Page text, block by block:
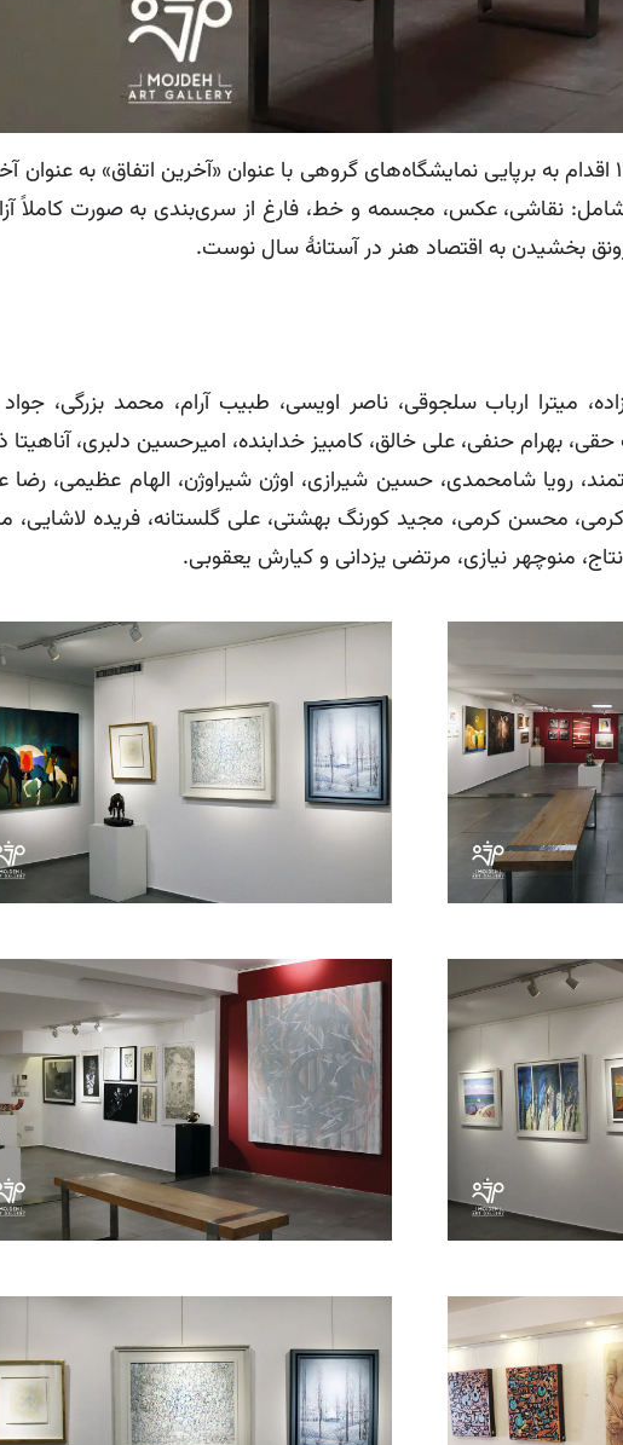
گالری مژده از اسفند ماه 1397 اقدام به برپایی نمایشگاه‌های گروهی با عنوان «آخرین
نقاشی، عکس، مجسمه و خط، فارغ از سری‌بندی به صورت کاملاً آزاد
بخشیدن به اقتصاد هنر در آستانۀ سال نوست.
میترا ارباب سلجوقی، ناصر اویسی، طبیب آرام، محمد بزرگی،
بهرام حنفی، علی خالق، کامبیز خدابنده، امیرحسین دلبری،
رویا شامحمدی، حسین شیرازی، اوژن شیراوژن، الهام عظیمی،
محسن کرمی، مجید کورنگ بهشتی، علی گلستانه، فریده
منوچهر نیازی، مرتضی یزدانی و کیارش یعقوبی.